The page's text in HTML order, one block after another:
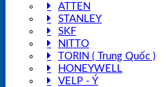
ATTEN
STANLEY
SKF
NITTO
TORIN ( Trung Quốc )
HONEYWELL
VELP - Ý